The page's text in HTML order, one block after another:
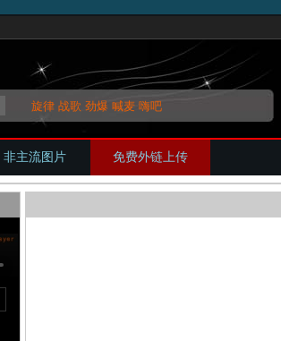
旋律 战歌 劲爆 喊麦 嗨吧
非主流图片 免费外链上传